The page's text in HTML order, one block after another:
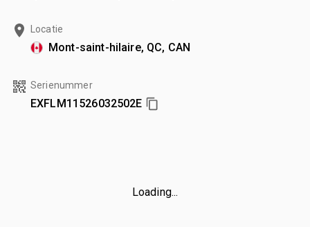
Locatie
Mont-saint-hilaire, QC, CAN
Serienummer
EXFLM11526032502E
Loading...